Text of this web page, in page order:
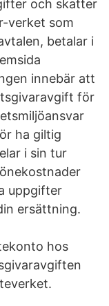
och skatter
verket som
betalar i
innebär att
för
ha giltig
i sin tur
uppgifter
ersättning.
hos